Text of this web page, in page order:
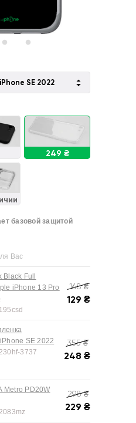
iPhone SE 2022
249 ₴
базовой защитой
Вас
Full
iPhone 13 Pro
168₴
129 ₴
SE 2022
3737
355₴
248 ₴
Metro PD20W
298₴
229 ₴